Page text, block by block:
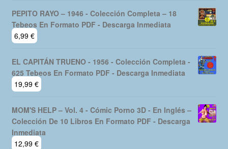
PEPITO RAYO – 1946 - Colección Completa – 18
Tebeos En Formato PDF - Descarga Inmediata
6,99 €
EL CAPITÁN TRUENO - 1956 - Colección Completa -
625 Tebeos En Formato PDF - Descarga Inmediata
19,99 €
MOM'S HELP – Vol. 4 - Cómic Porno 3D - En Inglés –
Colección De 10 Libros En Formato PDF - Descarga
Inmediata
12,99 €